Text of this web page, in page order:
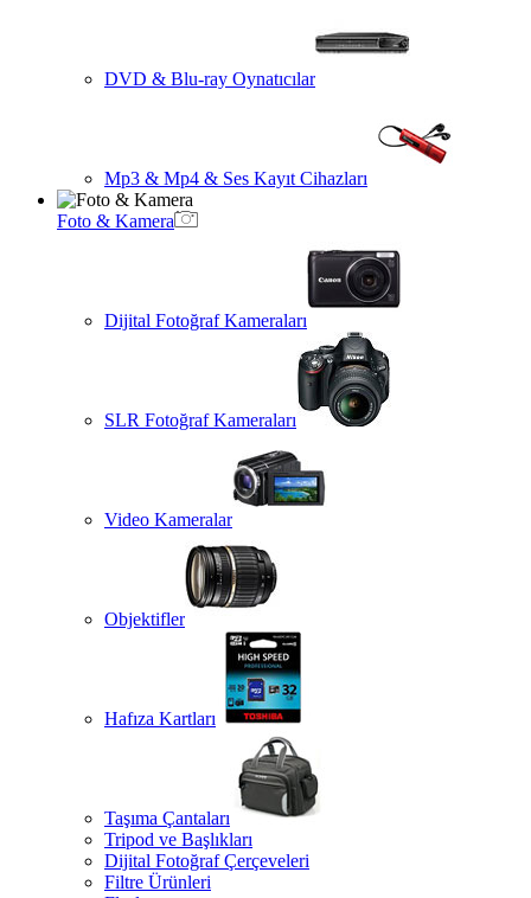
DVD & Blu-ray Oynatıcılar
Mp3 & Mp4 & Ses Kayıt Cihazları
Foto & Kamera
Dijital Fotoğraf Kameraları
SLR Fotoğraf Kameraları
Video Kameralar
Objektifler
Hafıza Kartları
Taşıma Çantaları
Tripod ve Başlıkları
Dijital Fotoğraf Çerçeveleri
Filtre Ürünleri